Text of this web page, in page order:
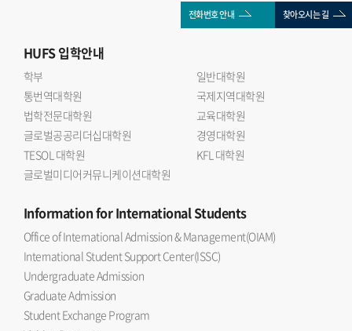
전화번호 안내 찾아오시는 길
HUFS입학안내
학부
일반대학원
통번역대학원
국제지역대학원
법학전문대학원
교육대학원
글로벌공공리더십대학원
경영대학원
TESOL 대학원
KFL 대학원
글로벌미디어커뮤니케이션대학원
Informationfor International Students
Office of International Admission & Management(OIAM)
International Student Support Center(ISSC)
Undergraduate Admission
Graduate Admission
Student Exchange Program